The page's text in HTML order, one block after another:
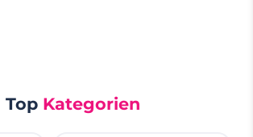
Top Kategorien